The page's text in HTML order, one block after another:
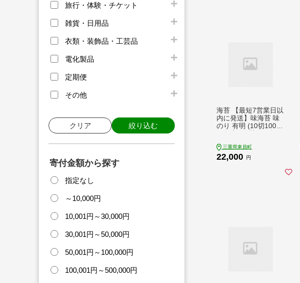
旅行・体験・チケット
雑貨・日用品
衣類・装飾品・工芸品
電化製品
定期便
その他
クリア 絞り込む
寄付金額から探す
指定なし
～10,000円
10,001円～30,000円
30,001円～50,000円
50,001円～100,000円
100,001円～500,000円
海苔 【最短7営業日以
内に発送】味海苔 味
のり 有明 (10切100枚
出荷予定(土日祝除
く)》ギフト 贈答 プレ
三重県東員町
22,000 円